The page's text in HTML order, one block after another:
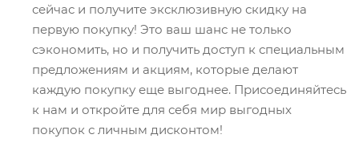
сейчас и получите эксклюзивную скидку на
первую покупку! Это ваш шанс не только
сэкономить, но и получить доступ к специальным
предложениям и акциям, которые делают
каждую покупку еще выгоднее. Присоединяйтесь
к нам и откройте для себя мир выгодных
покупок с личным дисконтом!